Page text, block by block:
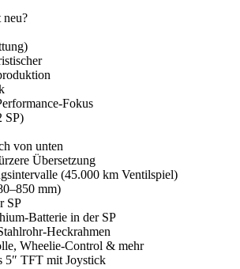
Fokus
SP)
von unten
Übersetzung
(45.000 km Ventilspiel)
mm)
SP
Batterie in der SP
Heckrahmen
Wheelie-Control & mehr
5″ TFT mit Joystick